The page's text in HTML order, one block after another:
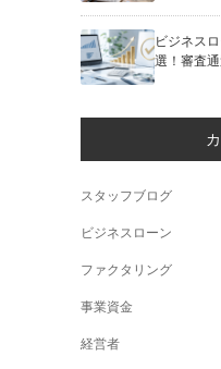
ビジネス
選！審査
スタッフブログ
ビジネスローン
ファクタリング
事業資金
経営者